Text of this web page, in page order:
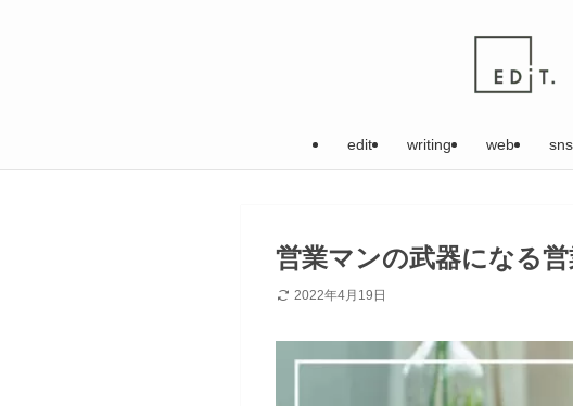
edit writing web sns
営業マンの武器になる
2022年4月19日